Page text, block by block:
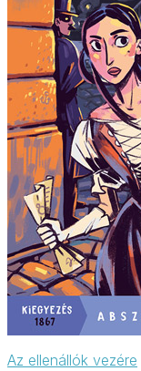
Az ellenállók vezére